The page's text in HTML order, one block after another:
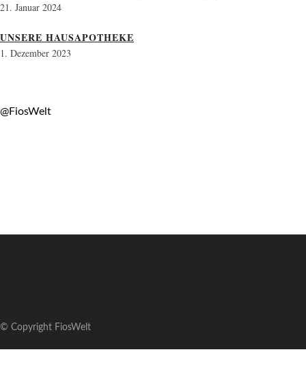
21. Januar 2024
UNSERE HAUSAPOTHEKE
1. Dezember 2023
@FiosWelt
© Copyright FiosWelt